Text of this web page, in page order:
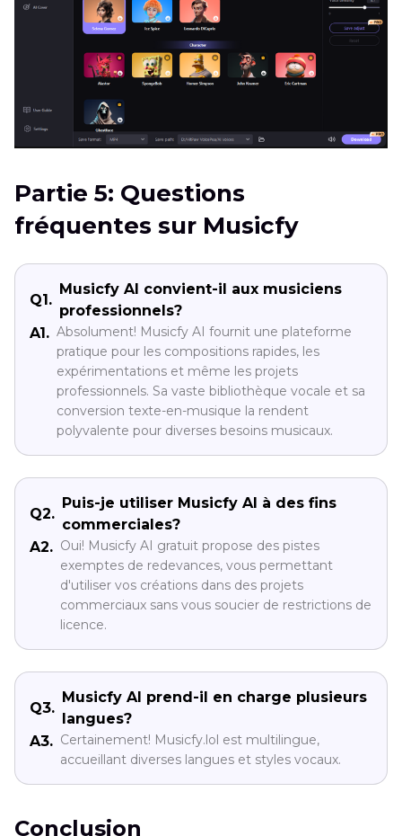
Partie 5: Questions
fréquentes sur Musicfy
Q1.
Musicfy AI convient-il aux musiciens
professionnels?
A1. Absolument! Musicfy AI fournit une plateforme
pratique pour les compositions rapides, les
expérimentations et même les projets
professionnels. Sa vaste bibliothèque vocale et sa
conversion texte-en-musique la rendent
polyvalente pour diverses besoins musicaux.
Q2.
Puis-je utiliser Musicfy AI à des fins
commerciales?
A2. Oui! Musicfy AI gratuit propose des pistes
exemptes de redevances, vous permettant
d'utiliser vos créations dans des projets
commerciaux sans vous soucier de restrictions de
licence.
Q3.
Musicfy AI prend-il en charge plusieurs
langues?
A3. Certainement! Musicfy.lol est multilingue,
accueillant diverses langues et styles vocaux.
Conclusion